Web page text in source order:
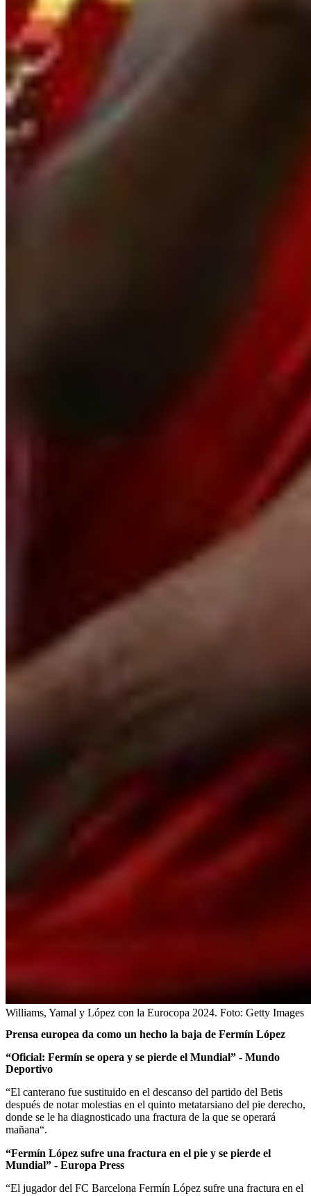
Williams, Yamal y López con la Eurocopa 2024. Foto: Getty Images
Prensa europea da como un hecho la baja de Fermín López
“Oficial: Fermín se opera y se pierde el Mundial” - Mundo
Deportivo
“El canterano fue sustituido en el descanso del partido del Betis
después de notar molestias en el quinto metatarsiano del pie derecho,
donde se le ha diagnosticado una fractura de la que se operará
mañana“.
“Fermín López sufre una fractura en el pie y se pierde el
Mundial” - Europa Press
“El jugador del FC Barcelona Fermín López sufre una fractura en el